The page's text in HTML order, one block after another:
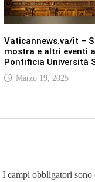
Vaticannews.va/it –
mostra e altri eventi
Pontificia Università
Marzo 19, 2025
I campi obbligatori sono